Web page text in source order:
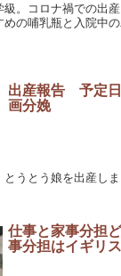
。コロナ禍での出
めの哺乳瓶と入院中
出産報告 予定
画分娩
うとう娘を出産しま
仕事と家事分担
事分担はイギリ